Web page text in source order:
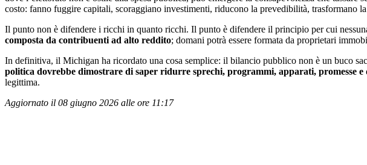
costo: fanno fuggire capitali, scoraggiano investimenti, riducono la prevedibilità, trasformano
Il punto non è difendere i ricchi in quanto ricchi. Il punto è difendere il principio per cui
composta da contribuenti ad alto reddito; domani potrà essere formata da proprietari
In definitiva, il Michigan ha ricordato una cosa semplice: il bilancio pubblico non è un buco
politica dovrebbe dimostrare di saper ridurre sprechi, programmi, apparati, promesse e
legittima.
Aggiornato il 08 giugno 2026 alle ore 11:17